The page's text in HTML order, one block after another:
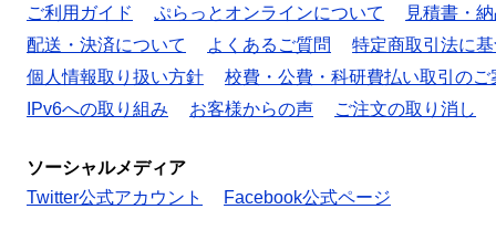
ご利用ガイド
ぷらっとオンラインについて
見積書・
配送・決済について
よくあるご質問
特定商取引法に
個人情報取り扱い方針
校費・公費・科研費払い取引のご
IPv6への取り組み
お客様からの声 ご注文の取り消し
ソーシャルメディア
Twitter公式アカウント
Facebook公式ページ